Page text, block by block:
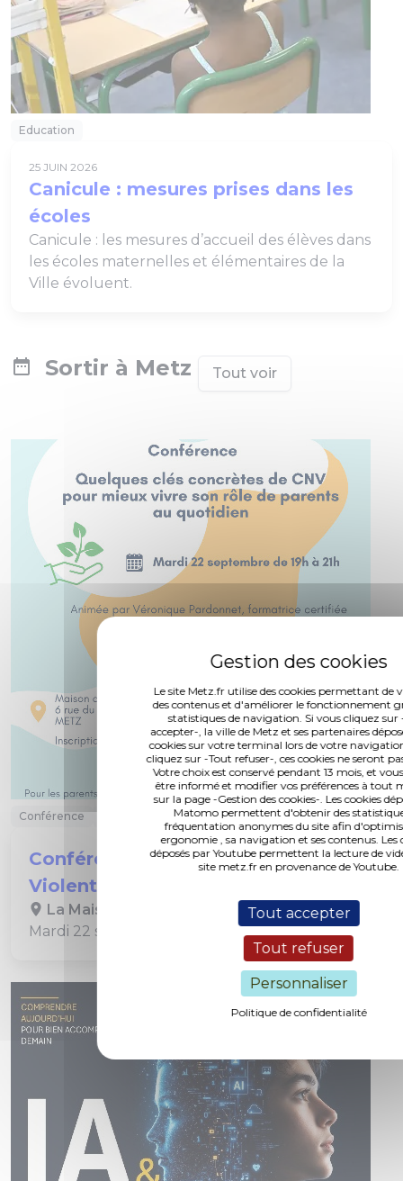
Le site Metz.fr utilise des cookies permettant de
des contenus et d'améliorer le fonctionnement
statistiques de navigation. Si vous cliquez sur
accepter-, la ville de Metz et ses partenaires
cookies sur votre terminal lors de votre
cliquez sur -Tout refuser-, ces cookies ne seront
Votre choix est conservé pendant 13 mois, et
être informé et modifier vos préférences à tout
sur la page -Gestion des cookies-. Les cookies
Matomo permettent d'obtenir des
fréquentation anonymes du site afin
ergonomie , sa navigation et ses contenus. Les
déposés par Youtube permettent la lecture de
site metz.fr en provenance de Youtube.
Tout accepter
Tout refuser
Personnaliser
Politique de confidentialité
Education
25 JUIN 2026
Canicule : mesures prises dans les
écoles
Canicule : les mesures d’accueil des élèves dans
les écoles maternelles et élémentaires de la
Ville évoluent.
Sortir à Metz Tout voir
Conférence Enfance, éducation
Conférence Communication Non
Violente
La Maison des bébés
Mardi 22 septembre de 19h à 21h